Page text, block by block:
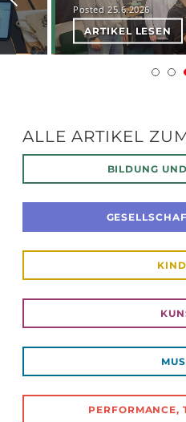
Posted 25.6.2026
ARTIKEL LESEN
ALLE ARTIKEL
BILDUNG
PERFORMANCE,